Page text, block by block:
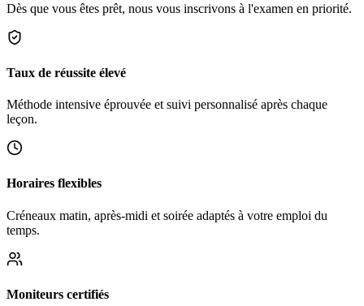
Dès que vous êtes prêt, nous vous inscrivons à l'examen en priorité.
Taux de réussite élevé
Méthode intensive éprouvée et suivi personnalisé après chaque
leçon.
Horaires flexibles
Créneaux matin, après-midi et soirée adaptés à votre emploi du
temps.
Moniteurs certifiés